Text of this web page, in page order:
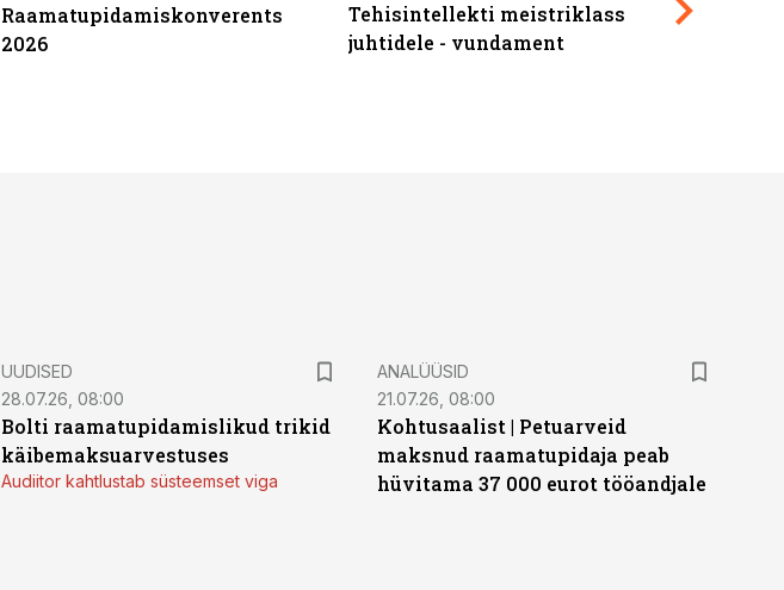
Raamatupidamiskonverents
2026
Tehisintellekti meistriklass
juhtidele - vundament
UUDISED
28.07.26, 08:00
Bolti raamatupidamislikud trikid
käibemaksuarvestuses
Audiitor kahtlustab süsteemset viga
ANALÜÜSID
21.07.26, 08:00
Kohtusaalist | Petuarveid
maksnud raamatupidaja peab
hüvitama 37 000 eurot tööandjale